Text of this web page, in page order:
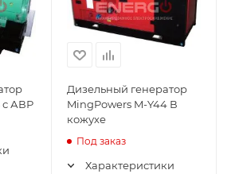
с АВР
Дизельный генератор
MingPowers M-Y44 В
кожухе
Под заказ
Характеристики